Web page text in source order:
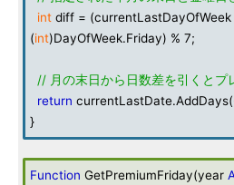
int diff =
(int)DayOfWeek.Friday) % 7;
// 月の末日から日数差を引くとプ
return
}
Function GetPremiumFriday(year